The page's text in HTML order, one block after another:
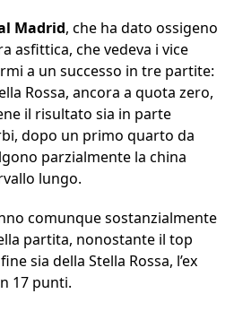
Madrid, che ha dato ossigeno
asfittica, che vedeva i vice
a un successo in tre partite:
Rossa, ancora a quota zero,
il risultato sia in parte
dopo un primo quarto da
parzialmente la china
lungo.
comunque sostanzialmente
partita, nonostante il top
sia della Stella Rossa, l’ex
17 punti.